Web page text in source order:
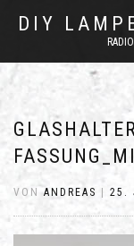
DIY
VONANDREAS 25.